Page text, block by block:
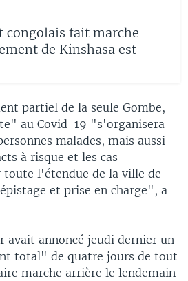
congolais fait marche
de Kinshasa est
partiel de la seule Gombe,
au Covid-19 "s'organisera
malades, mais aussi
à risque et les cas
l'étendue de la ville de
et prise en charge", a-
avait annoncé jeudi dernier un
total" de quatre jours de tout
marche arrière le lendemain